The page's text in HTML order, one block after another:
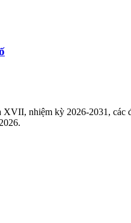
nhiệm kỳ 2026-2031, các